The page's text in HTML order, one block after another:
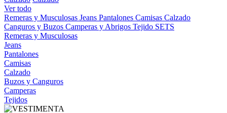
Ver todo
Remeras y Musculosas Jeans Pantalones Camisas Calzado
Canguros y Buzos Camperas y Abrigos Tejido SETS
Remeras y Musculosas
Jeans
Pantalones
Camisas
Calzado
Buzos y Canguros
Camperas
Tejidos